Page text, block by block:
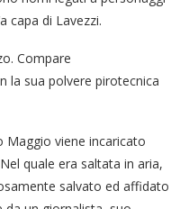
capa di Lavezzi.
Compare
la sua polvere pirotecnica
Maggio viene incaricato
quale era saltata in aria,
salvato ed affidato